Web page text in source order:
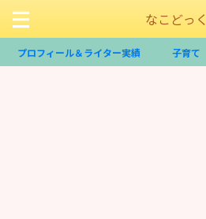
なこどっく
プロフィール＆ライター実績 子育て